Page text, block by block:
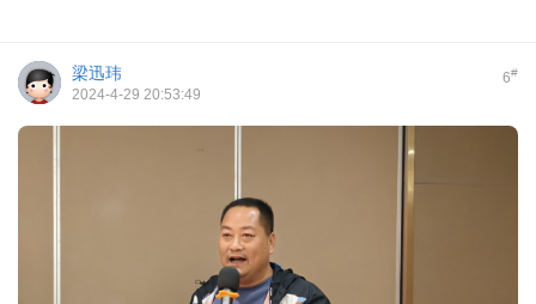
6#
梁迅玮
2024-4-29 20:53:49